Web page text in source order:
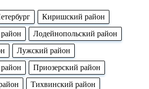
Киришский район
Лодейнопольский район
Лужский район
Приозерский район
Тихвинский район